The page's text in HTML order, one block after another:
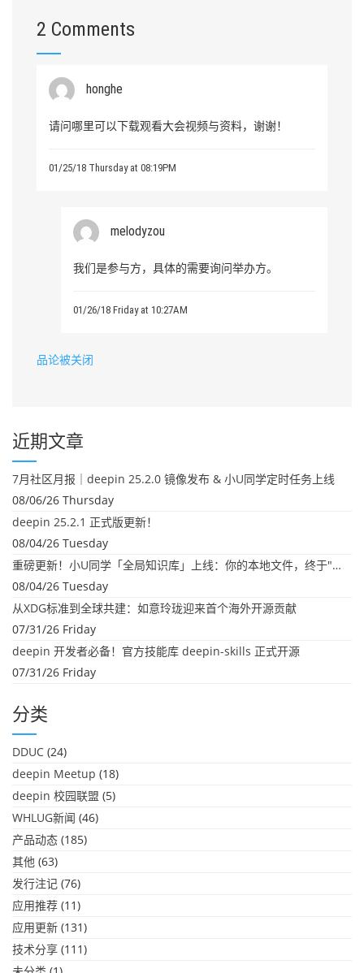
2 Comments
honghe
请问哪里可以下载观看大会视频与资料，谢谢！
01/25/18 Thursday at 08:19PM
melodyzou
我们是参与方，具体的需要询问举办方。
01/26/18 Friday at 10:27AM
品论被关闭
近期文章
7月社区月报｜deepin 25.2.0 镜像发布 & 小U同学定时任务上线
08/06/26 Thursday
deepin 25.2.1 正式版更新！
08/04/26 Tuesday
重磅更新！小U同学「全局知识库」上线：你的本地文件，终于"活"起来了
08/04/26 Tuesday
从XDG标准到全球共建：如意玲珑迎来首个海外开源贡献
07/31/26 Friday
deepin 开发者必备！官方技能库 deepin-skills 正式开源
07/31/26 Friday
分类
DDUC (24)
deepin Meetup (18)
deepin 校园联盟 (5)
WHLUG新闻 (46)
产品动态 (185)
其他 (63)
发行注记 (76)
应用推荐 (11)
应用更新 (131)
技术分享 (111)